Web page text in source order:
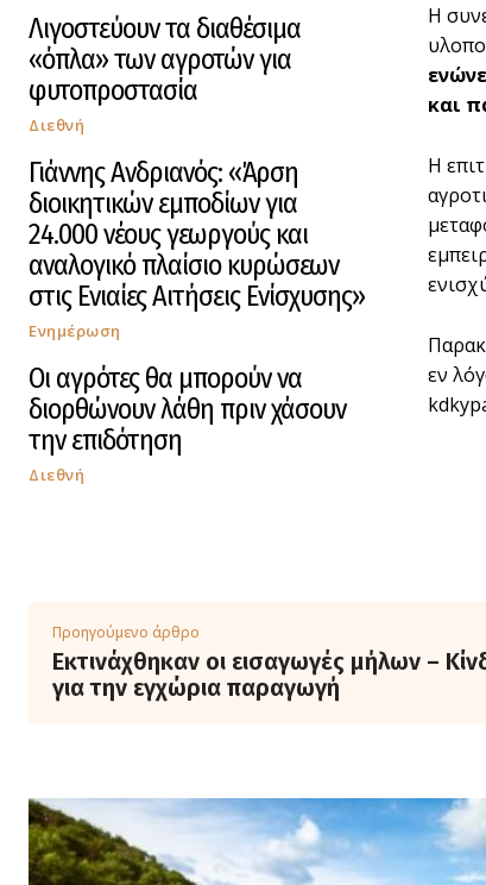
Λιγοστεύουν τα διαθέσιμα
«όπλα» των αγροτών για
φυτοπροστασία
Διεθνή
Γιάννης Ανδριανός: «Άρση
διοικητικών εμποδίων για
24.000 νέους γεωργούς και
αναλογικό πλαίσιο κυρώσεων
στις Ενιαίες Αιτήσεις Ενίσχυσης»
Ενημέρωση
Οι αγρότες θα μπορούν να
διορθώνουν λάθη πριν χάσουν
την επιδότηση
Διεθνή
Η
και
Η
εν
Προηγούμενο άρθρο
Εκτινάχθηκαν οι εισαγωγές μήλων –
για την εγχώρια παραγωγή